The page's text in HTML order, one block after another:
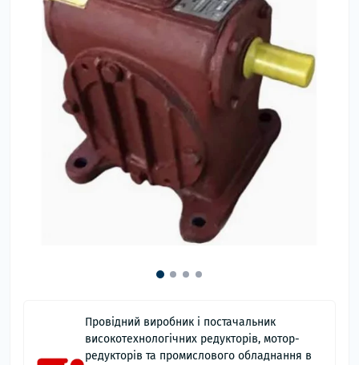
Провідний виробник і постачальник
високотехнологічних редукторів, мотор-
редукторів та промислового обладнання в